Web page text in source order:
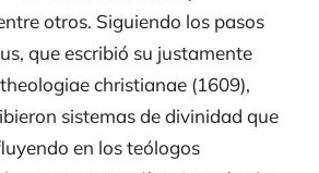
otros. Siguiendo los pasos
que escribió su justamente
christianae (1609),
sistemas de divinidad que
en los teólogos